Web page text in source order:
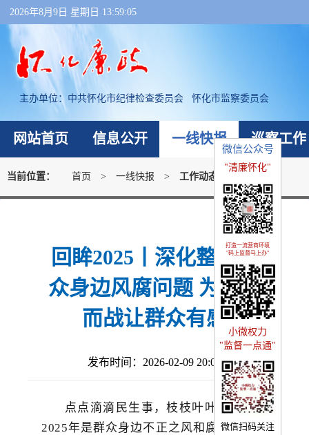
微信公众号
"清廉怀化"
打造一流营商环境
"码上监督马上办"
小微权力
"监督一点通"
微信扫码关注
2026年8月9日 星期日 13:59:05
主办单位： 中共怀化市纪律检查委员会 怀化市监察委员会
网站首页 信息公开 一线快报 巡察工作
当前位置： 首页 > 一线快报 > 工作动态
回眸2025丨深化整治群
众身边风腐问题 为人民
而战让群众有感
发布时间：2026-02-09 20:05
点点滴滴民生事，枝枝叶叶总关情。
2025年是群众身边不正之风和腐败问题集